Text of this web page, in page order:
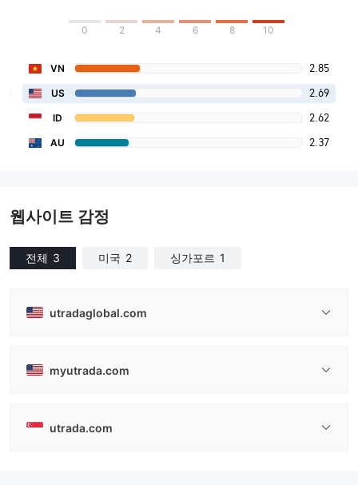
0 2 4 6 8 10
VN 2.85
US 2.69
ID 2.62
AU 2.37
웹사이트 감정
전체 3 미국 2 싱가포르 1
utradaglobal.com
myutrada.com
utrada.com